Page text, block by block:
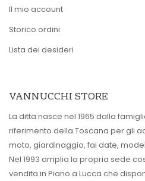
Il mio account
Storico ordini
Lista dei desideri
VANNUCCHI STORE
La ditta nasce nel 1965 dalla
riferimento della Toscana per gli
moto, giardinaggio, fai date,
Nel 1993 amplia la propria sede
vendita in Piano a Lucca che